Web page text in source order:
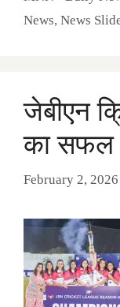
News, News
जेबीएन
का
February 2, 2026